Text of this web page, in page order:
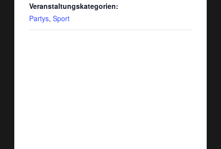
Veranstaltungskategorien:
Partys, Sport